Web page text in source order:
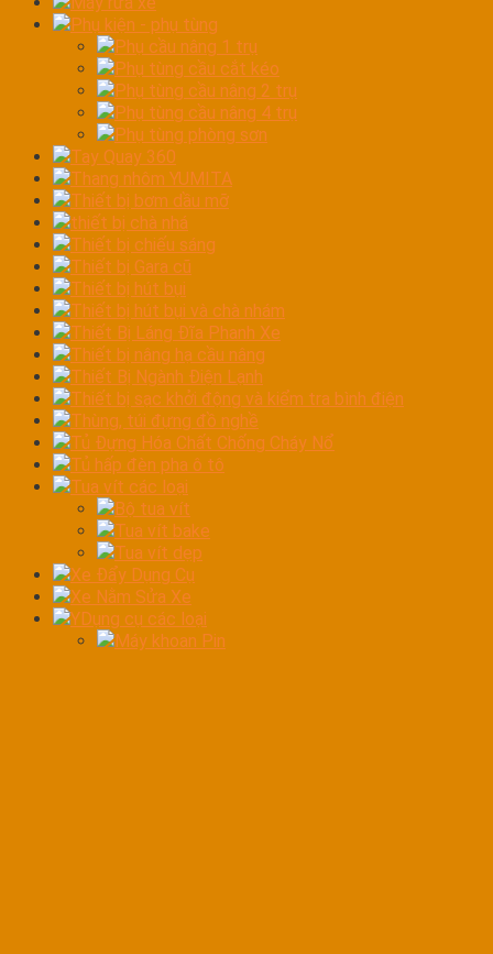
Phụ kiện - phụ tùng
Phụ cầu nâng 1 trụ
Phụ tùng cầu cắt kéo
Phụ tùng cầu nâng 2 trụ
Phụ tùng cầu nâng 4 trụ
Phụ tùng phòng sơn
Tay Quay 360
Thang nhôm YUMITA
Thiết bị bơm dầu mỡ
thiết bị chà nhá
Thiết bị chiếu sáng
Thiết bị Gara cũ
Thiết bị hút bụi
Thiết bị hút bụi và chà nhám
Thiết Bị Láng Đĩa Phanh Xe
Thiết bị nâng hạ cầu nâng
Thiết Bị Ngành Điện Lạnh
Thiết bị sạc khởi động và kiểm tra bình điện
Thùng, túi đựng đồ nghề
Tủ Đựng Hóa Chất Chống Cháy Nổ
Tủ hấp đèn pha ô tô
Tua vít các loại
Bộ tua vít
Tua vít bake
Tua vít dẹp
Xe Đẩy Dụng Cụ
Xe Nằm Sửa Xe
YDụng cụ các loại
Máy khoan Pin